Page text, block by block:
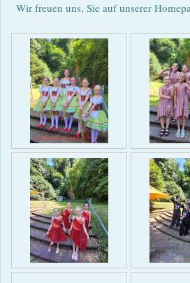
Wir freuen uns, Sie auf unserer